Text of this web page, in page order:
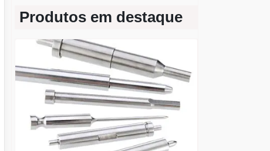
Produtos em destaque